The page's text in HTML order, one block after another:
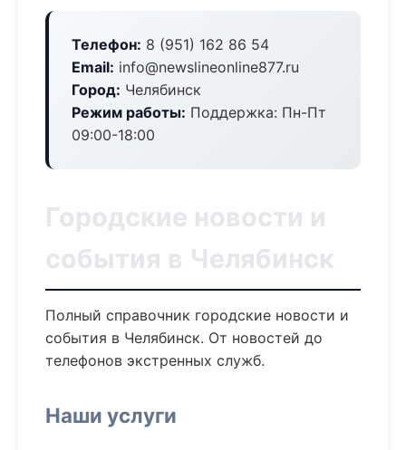
Телефон: 8 (951) 162 86 54
Email: info@newslineonline877.ru
Город: Челябинск
Режим работы: Поддержка: Пн-Пт
09:00-18:00
Городские новости и
события в Челябинск
Полный справочник городские новости и
события в Челябинск. От новостей до
телефонов экстренных служб.
Наши услуги